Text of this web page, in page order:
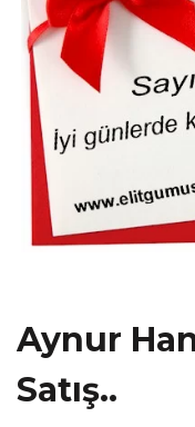
Aynur
Satış..